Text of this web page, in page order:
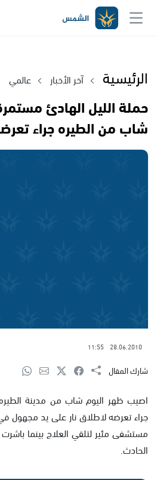
الرئيسية آخر الأخبار عالمي
حملة الليل الهادئ
شاب من الطيره جراء
28.06.2010
11:55
شارك المقال
جراء تعرضه لاطلاق نار على يد مجهول
مستشفى مئير لتلقي العلاج بينما
الحادث.